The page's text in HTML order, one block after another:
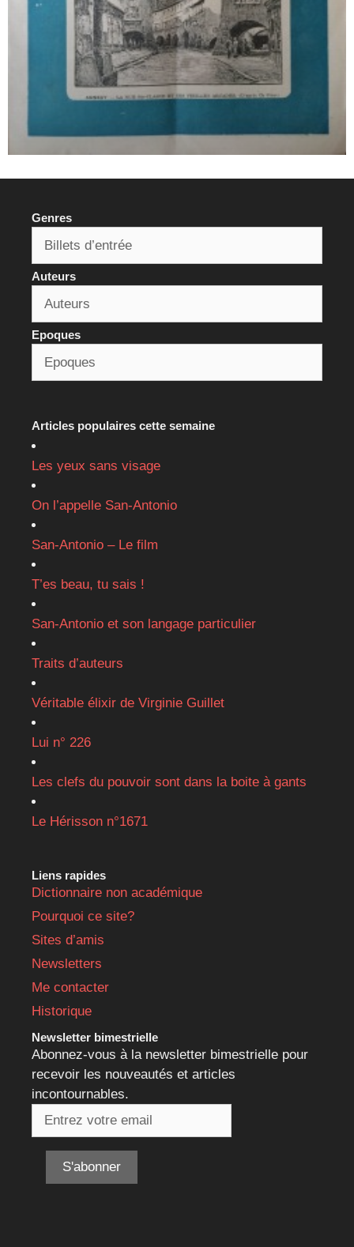
Genres
Auteurs
Epoques
Articles populaires cette semaine
Les yeux sans visage
On l’appelle San-Antonio
San-Antonio – Le film
T’es beau, tu sais !
San-Antonio et son langage particulier
Traits d’auteurs
Véritable élixir de Virginie Guillet
Lui n° 226
Les clefs du pouvoir sont dans la boite à gants
Le Hérisson n°1671
Liens rapides
Dictionnaire non académique
Pourquoi ce site?
Sites d’amis
Newsletters
Me contacter
Historique
Newsletter bimestrielle
Abonnez-vous à la newsletter bimestrielle pour
recevoir les nouveautés et articles
incontournables.